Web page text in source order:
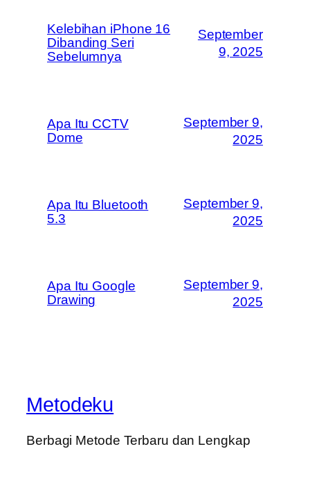
Kelebihan iPhone 16
Dibanding Seri
Sebelumnya
September
9, 2025
Apa Itu CCTV
Dome
September 9,
2025
Apa Itu Bluetooth
5.3
September 9,
2025
Apa Itu Google
Drawing
September 9,
2025
Metodeku
Berbagi Metode Terbaru dan Lengkap